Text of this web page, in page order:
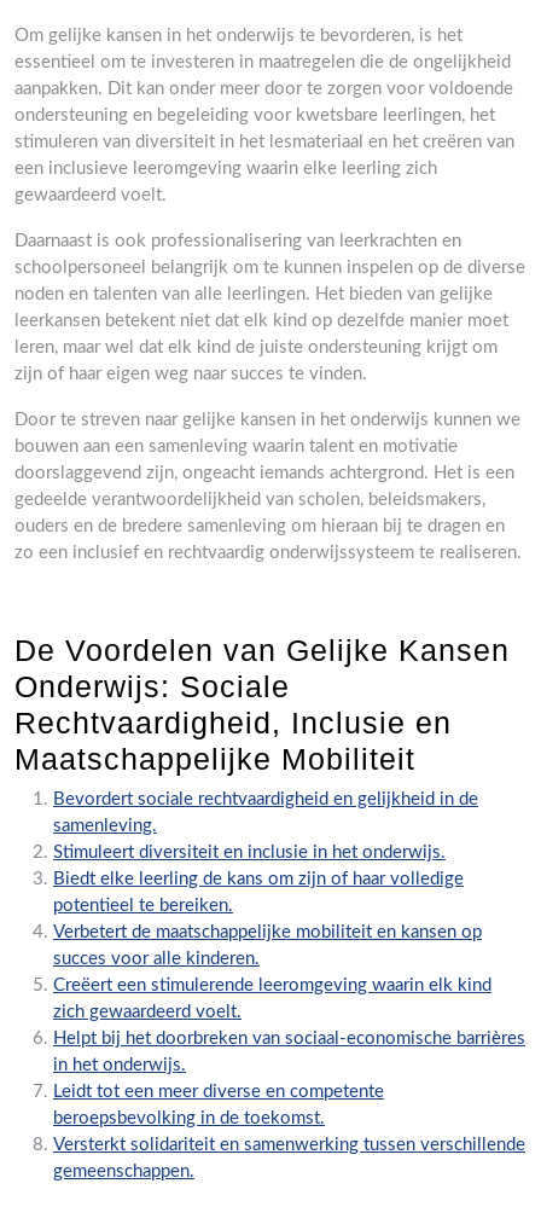
Om gelijke kansen in het onderwijs te bevorderen, is het
essentieel om te investeren in maatregelen die de ongelijkheid
aanpakken. Dit kan onder meer door te zorgen voor voldoende
ondersteuning en begeleiding voor kwetsbare leerlingen, het
stimuleren van diversiteit in het lesmateriaal en het creëren van
een inclusieve leeromgeving waarin elke leerling zich
gewaardeerd voelt.
Daarnaast is ook professionalisering van leerkrachten en
schoolpersoneel belangrijk om te kunnen inspelen op de diverse
noden en talenten van alle leerlingen. Het bieden van gelijke
leerkansen betekent niet dat elk kind op dezelfde manier moet
leren, maar wel dat elk kind de juiste ondersteuning krijgt om
zijn of haar eigen weg naar succes te vinden.
Door te streven naar gelijke kansen in het onderwijs kunnen we
bouwen aan een samenleving waarin talent en motivatie
doorslaggevend zijn, ongeacht iemands achtergrond. Het is een
gedeelde verantwoordelijkheid van scholen, beleidsmakers,
ouders en de bredere samenleving om hieraan bij te dragen en
zo een inclusief en rechtvaardig onderwijssysteem te realiseren.
De Voordelen van Gelijke Kansen
Onderwijs: Sociale
Rechtvaardigheid, Inclusie en
Maatschappelijke Mobiliteit
Bevordert sociale rechtvaardigheid en gelijkheid in de
samenleving.
Stimuleert diversiteit en inclusie in het onderwijs.
Biedt elke leerling de kans om zijn of haar volledige
potentieel te bereiken.
Verbetert de maatschappelijke mobiliteit en kansen op
succes voor alle kinderen.
Creëert een stimulerende leeromgeving waarin elk kind
zich gewaardeerd voelt.
Helpt bij het doorbreken van sociaal-economische barrières
in het onderwijs.
Leidt tot een meer diverse en competente
beroepsbevolking in de toekomst.
Versterkt solidariteit en samenwerking tussen verschillende
gemeenschappen.